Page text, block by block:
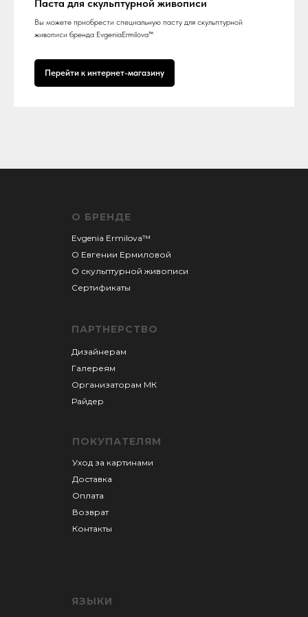
Паста для скульптурной живописи
Вы можете приобрести специальную пасту для скульптурной
живописи бренда EvgeniaErmilova™
Перейти к интернет-магазину
О БРЕНДЕ
Evgenia Ermilova™
О Евгении Ермиловой
О скульптурной живописи
Сертификаты
ПАРТНЕРСТВО
Дизайнерам
Галереям
Организаторам МК
Райдер
ПОКУПАТЕЛЯМ
Уход за картинами
Доставка
Оплата
Возврат
Контакты
ЯЗЫКИ